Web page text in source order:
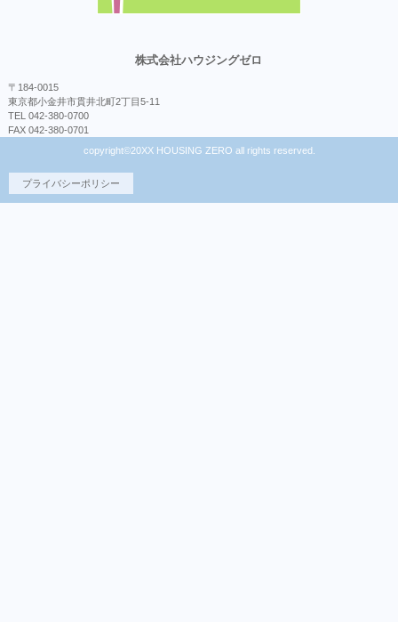
株式会社ハウジングゼロ
〒184-0015
東京都小金井市貫井北町2丁目5-11
TEL 042-380-0700
FAX 042-380-0701
copyright©20XX HOUSING ZERO all rights reserved.
プライバシーポリシー